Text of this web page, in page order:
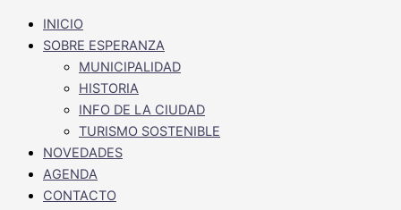
INICIO
SOBRE ESPERANZA
MUNICIPALIDAD
HISTORIA
INFO DE LA CIUDAD
TURISMO SOSTENIBLE
NOVEDADES
AGENDA
CONTACTO